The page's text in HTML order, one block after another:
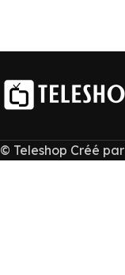
© Teleshop Créé par